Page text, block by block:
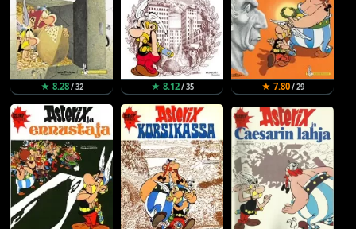
★ 8.28/ 32 ★ 8.12/ 35 ★ 7.80/ 29